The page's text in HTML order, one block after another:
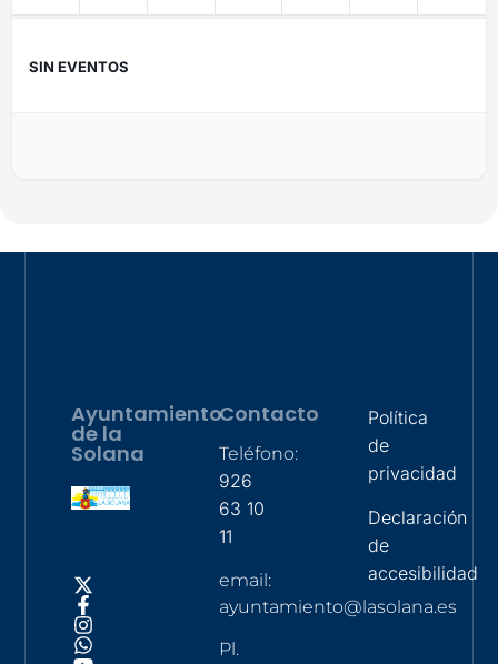
SIN EVENTOS
Ayuntamiento
de la
Solana
Contacto
Teléfono:
926
63 10
11
email:
ayuntamiento@lasolana.es
Pl.
Política
de
privacidad
Declaración
de
accesibilidad